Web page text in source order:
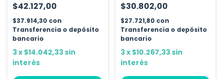
$42.127,00
$37.914,30 con
Transferencia o depósito
bancario
3x $14.042,33sin
interés
$30.802,00
$27.721,80 con
Transferencia o depósito
bancario
3x $10.267,33sin
interés